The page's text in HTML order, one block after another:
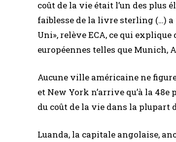
coût de la vie était l’un des plus
faiblesse de la livre sterling (…)
Uni», relève ECA, ce qui
européennes telles que Munich,
Aucune ville américaine ne
et New York n’arrive qu’à la
du coût de la vie dans la plupart
Luanda, la capitale angolaise,